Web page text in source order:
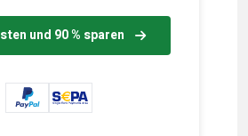
und 90 % sparen